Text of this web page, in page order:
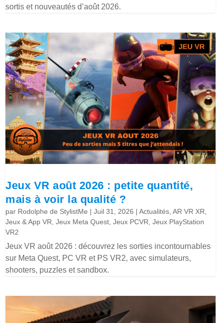
sortis et nouveautés d’août 2026.
Jeux VR août 2026 : petite quantité,
mais à voir la qualité ?
par Rodolphe de StylistMe |Juil 31, 2026 |Actualités,AR VR XR,
Jeux & App VR,Jeux Meta Quest,Jeux PCVR,Jeux PlayStation
VR2
Jeux VR août 2026 : découvrez les sorties incontournables
sur Meta Quest, PC VR et PS VR2, avec simulateurs,
shooters, puzzles et sandbox.